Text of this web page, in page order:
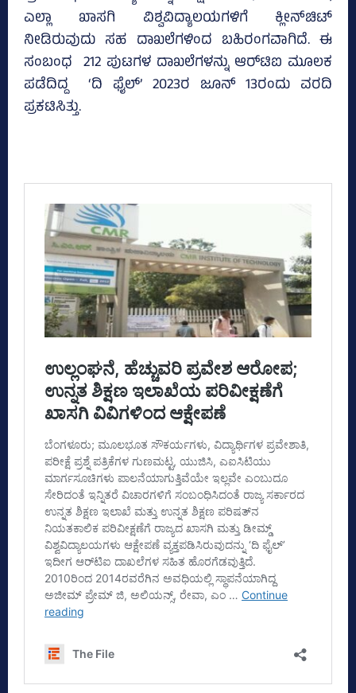
ಎಲ್ಲಾ ಖಾಸಗಿ ವಿಶ್ವವಿದ್ಯಾಲಯಗಳಿಗೆ ಕ್ಲೀನ್‌ಚಿಟ್‌
ನೀಡಿರುವುದು ಸಹ ದಾಖಲೆಗಳಿಂದ ಬಹಿರಂಗವಾಗಿದೆ. ಈ
ಸಂಬಂಧ 212 ಪುಟಗಳ ದಾಖಲೆಗಳನ್ನು ಆರ್‌ಟಿಐ ಮೂಲಕ
ಪಡೆದಿದ್ದ ‘ದಿ ಫೈಲ್‌’ 2023ರ ಜೂನ್‌ 13ರಂದು ವರದಿ
ಪ್ರಕಟಿಸಿತ್ತು.